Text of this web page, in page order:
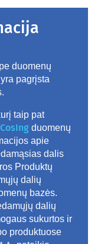
duomenų
pagrįsta
taip pat
CosIngduomenų
apie
dalis
Produktų
dalių
bazės.
dalių
sukurtos ir
produktuose